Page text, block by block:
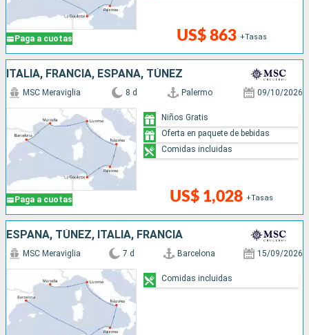
Paga a cuotas US$ 863 +Tasas
ITALIA, FRANCIA, ESPAÑA, TÚNEZ
Paga a cuotas
MSC Meraviglia 8 d Palermo 09/10/2026
US$ 1,028 +Tasas
Niños Gratis
Oferta en paquete de bebidas
Comidas incluidas
ESPAÑA, TÚNEZ, ITALIA, FRANCIA
MSC Meraviglia 7 d Barcelona 15/09/2026
Comidas incluidas